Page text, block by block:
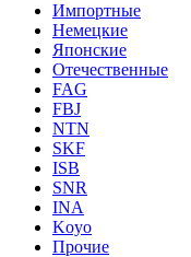
Импортные
Немецкие
Японские
Отечественные
FAG
FBJ
NTN
SKF
ISB
SNR
INA
Koyo
Прочие